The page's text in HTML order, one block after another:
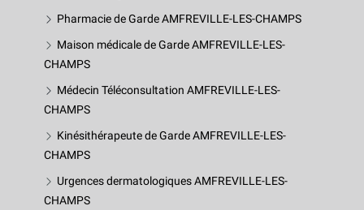
Pharmacie de Garde AMFREVILLE-LES-CHAMPS
Maison médicale de Garde AMFREVILLE-LES-
CHAMPS
Médecin Téléconsultation AMFREVILLE-LES-
CHAMPS
Kinésithérapeute de Garde AMFREVILLE-LES-
CHAMPS
Urgences dermatologiques AMFREVILLE-LES-
CHAMPS